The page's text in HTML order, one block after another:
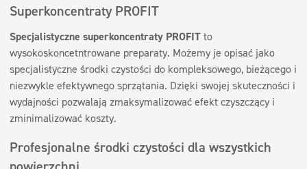
Obszary
Horeca
Firmy sprzątające
Beauty
Myjnie samochodowe
Pralnie
Filtry
Superkoncentraty PROFIT
Specjalistyczne superkoncentraty PROFITto
wysokoskoncetntrowane preparaty. Możemy je opisać jako
specjalistyczne środki czystości do kompleksowego, bieżącego i
niezwykle efektywnego sprzątania. Dzięki swojej skuteczności i
wydajności pozwalają zmaksymalizować efekt czyszczący i
zminimalizować koszty.
Profesjonalne środki czystości dla wszystkich